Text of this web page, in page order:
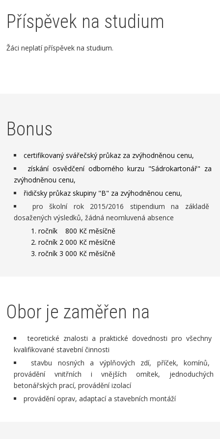
Příspěvek na studium
Žáci neplatí příspěvek na studium.
Bonus
certifikovaný svářečský průkaz za zvýhodněnou cenu,
získání osvědčení odborného kurzu "Sádrokartonář" za
zvýhodněnou cenu,
řidičsky průkaz skupiny "B" za zvýhodněnou cenu,
pro školní rok 2015/2016 stipendium na základě
dosažených výsledků, žádná neomluvená absence
1. ročník 800 Kč měsíčně
2. ročník 2 000 Kč měsíčně
3. ročník 3 000 Kč měsíčně
Obor je zaměřen na
teoretické znalosti a praktické dovednosti pro všechny
kvalifikované stavební činnosti
stavbu nosných a výplňových zdí, příček, komínů,
provádění vnitřních i vnějších omítek, jednoduchých
betonářských prací, provádění izolací
provádění oprav, adaptací a stavebních montáží